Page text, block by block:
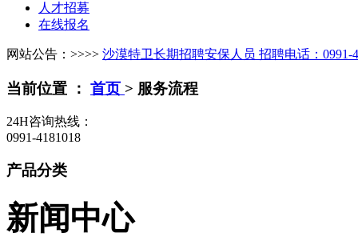
人才招募
在线报名
网站公告：>>>> 沙漠特卫长期招聘安保人员 招聘电话：0991-
当前位置 ： 首页 > 服务流程
24H咨询热线：
0991-4181018
产品分类
新闻中心